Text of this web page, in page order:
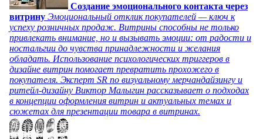
Создание эмоционального контакта через
витрину Эмоциональный отклик покупателей — ключ к
успеху розничных продаж. Витрины способны не только
привлекать внимание, но и вызывать эмоции: от радости и
ностальгии до чувства принадлежности и желания
обладать. Использование психологических триггеров в
дизайне витрин помогает превратить прохожего в
покупателя. Эксперт SR по визуальному мерчандайзингу и
ритейл-дизайну Виктор Малыгин рассказывает о подходах
в концепции оформления витрин и актуальных темах и
сюжетах для презентации товара в витринах.